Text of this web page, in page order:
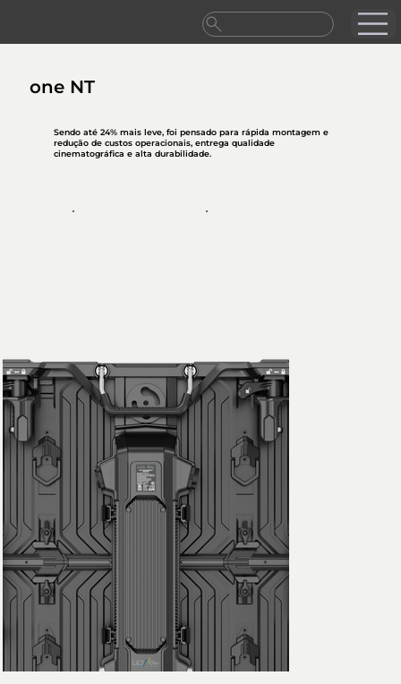
one NT
Sendo até 24% mais leve, foi pensado para rápida montagem e
redução de custos operacionais, entrega qualidade
cinematográfica e alta durabilidade.